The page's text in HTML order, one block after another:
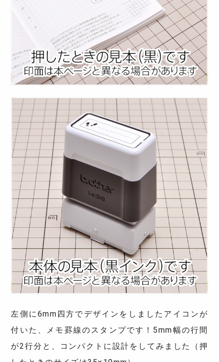
左側に6mm四方でデザインをしましたアイコンが
付いた、メモ罫線のスタンプです！5mm幅の行間
が2行分と、コンパクトに設計をしてみました（押